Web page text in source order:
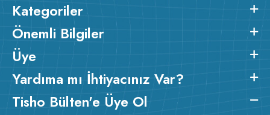
Kategoriler
Önemli Bilgiler
Üye
Yardıma mı İhtiyacınız Var?
Tisho Bülten'e Üye Ol